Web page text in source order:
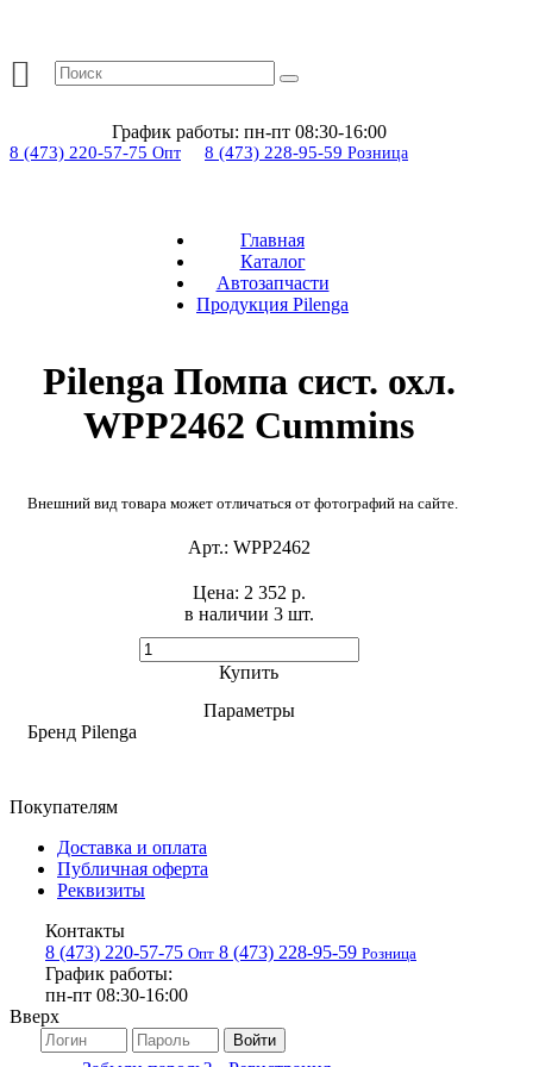
График работы: пн-пт 08:30-16:00
8 (473) 220-57-75 Опт 8 (473) 228-95-59 Розница
Главная
Каталог
Автозапчасти
Продукция Pilenga
Pilenga Помпа сист. охл.
WPP2462 Сummins
Внешний вид товара может отличаться от фотографий на сайте.
Арт.: WPP2462
в наличии 3 шт. ​
Цена: 2 352 р.
Купить
Параметры
Бренд Pilenga
Покупателям
Доставка и оплата
Публичная оферта
Реквизиты
Контакты
8 (473) 220-57-75 Опт 8 (473) 228-95-59 Розница
График работы:
пн-пт 08:30-16:00
Вверх
Войти